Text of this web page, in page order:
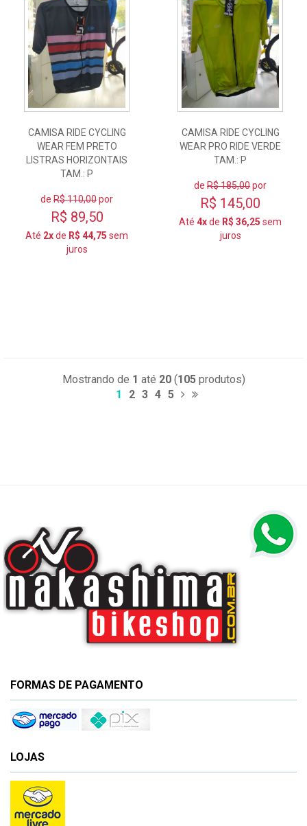
CAMISA RIDE CYCLING
WEAR FEM PRETO
LISTRAS HORIZONTAIS
TAM.: P
de R$ 110,00por
R$ 89,50
Até 2xde R$ 44,75 sem
juros
CAMISA RIDE CYCLING
WEAR PRO RIDE VERDE
TAM.: P
de R$ 185,00por
R$ 145,00
Até 4xde R$ 36,25 sem
juros
Mostrando de 1 até 20(105produtos)
1
2 3 4 5
FORMAS DE PAGAMENTO
LOJAS